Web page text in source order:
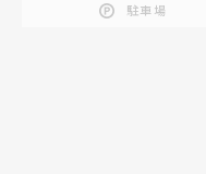
駐車場